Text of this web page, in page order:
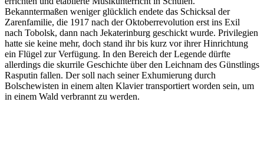
Bekanntermaßen weniger glücklich endete das Schicksal der
Zarenfamilie, die 1917 nach der Oktoberrevolution erst ins Exil
nach Tobolsk, dann nach Jekaterinburg geschickt wurde. Privilegien
hatte sie keine mehr, doch stand ihr bis kurz vor ihrer Hinrichtung
ein Flügel zur Verfügung. In den Bereich der Legende dürfte
allerdings die skurrile Geschichte über den Leichnam des Günstlings
Rasputin fallen. Der soll nach seiner Exhumierung durch
Bolschewisten in einem alten Klavier transportiert worden sein, um
in einem Wald verbrannt zu werden.